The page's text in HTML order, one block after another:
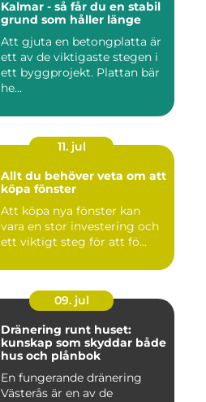
Kalmar - så får du en stabil
grund som håller länge
Att gjuta en betongplatta är
ett av de viktigaste stegen i
ett byggprojekt. Plattan bär
he...
11. jul
Allt du behöver veta om att
köpa fönster
Att köpa nya fönster kan
vara en stor investering och
ett viktigt steg för att fö...
09. jul
Dränering runt huset:
kunskap som skyddar både
hus och plånbok
En fungerande dränering
Västerås är en av de